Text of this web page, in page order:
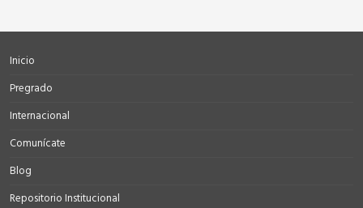
Inicio
Pregrado
Internacional
Comunícate
Blog
Repositorio Institucional